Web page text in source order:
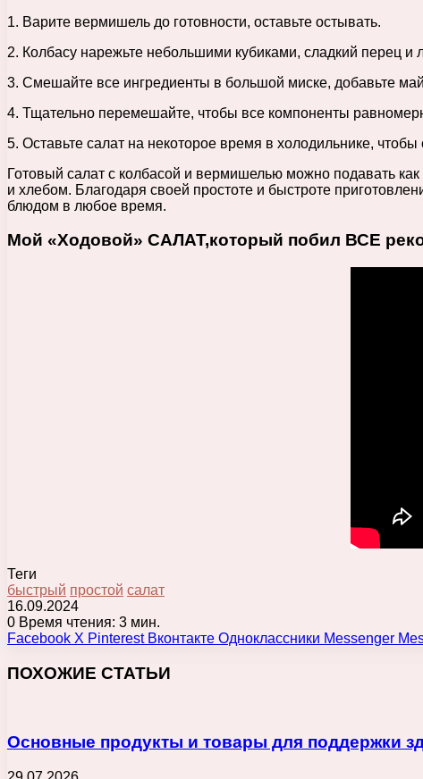
1. Варите вермишель до готовности, оставьте остывать.
2. Колбасу нарежьте небольшими кубиками, сладкий перец и
3. Смешайте все ингредиенты в большой миске, добавьте
4. Тщательно перемешайте, чтобы все компоненты
5. Оставьте салат на некоторое время в холодильнике,
Готовый салат с колбасой и вермишелью можно подавать
и хлебом. Благодаря своей простоте и быстроте
блюдом в любое время.
Мой «Ходовой» САЛАТ,который побил ВСЕ
Теги
быстрый простой салат
16.09.2024
0 Время чтения: 3 мин.
Facebook X Pinterest Вконтакте Одноклассники Messenger
ПОХОЖИЕ СТАТЬИ
Основные продукты и товары для поддержки